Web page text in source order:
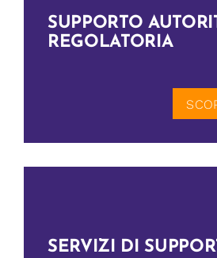
SUPPORTO
REGOLATORIA
SERVIZI DI